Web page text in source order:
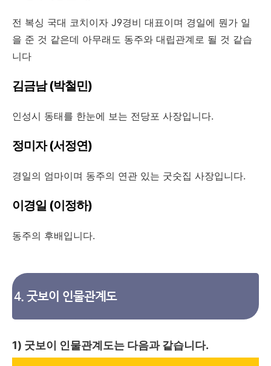
전 복싱 국대 코치이자 J9경비 대표이며 경일에 뭔가 일
을 준 것 같은데 아무래도 동주와 대립관계로 될 것 같습
니다
김금남 (박철민)
인성시 동태를 한눈에 보는 전당포 사장입니다.
정미자 (서정연)
경일의 엄마이며 동주의 연관 있는 굿숫집 사장입니다.
이경일 (이정하)
동주의 후배입니다.
4. 굿보이 인물관계도
1) 굿보이 인물관계도는 다음과 같습니다.